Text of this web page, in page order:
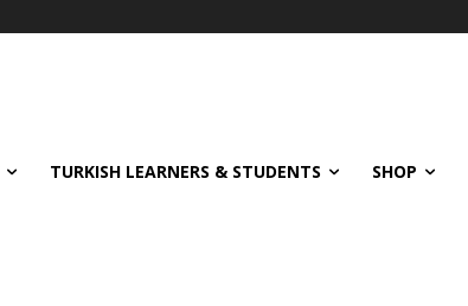
TURKISH LEARNERS & STUDENTS SHOP